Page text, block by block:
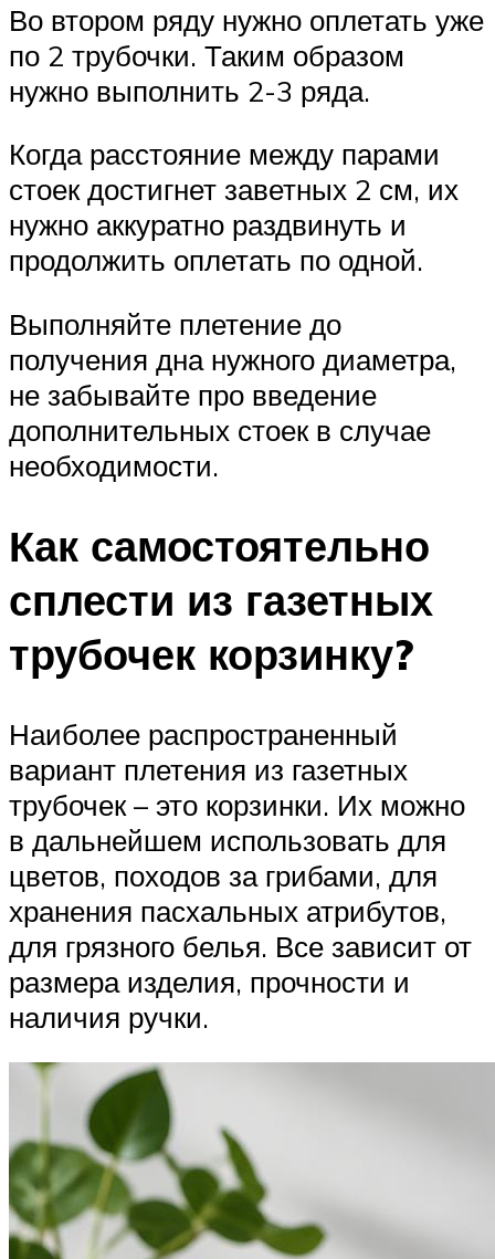
Во втором ряду нужно оплетать уже
по 2 трубочки. Таким образом
нужно выполнить 2-3 ряда.
Когда расстояние между парами
стоек достигнет заветных 2 см, их
нужно аккуратно раздвинуть и
продолжить оплетать по одной.
Выполняйте плетение до
получения дна нужного диаметра,
не забывайте про введение
дополнительных стоек в случае
необходимости.
Как самостоятельно
сплести из газетных
трубочек корзинку?
Наиболее распространенный
вариант плетения из газетных
трубочек – это корзинки. Их можно
в дальнейшем использовать для
цветов, походов за грибами, для
хранения пасхальных атрибутов,
для грязного белья. Все зависит от
размера изделия, прочности и
наличия ручки.